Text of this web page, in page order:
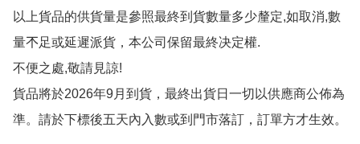
以上貨品的供貨量是參照最終到貨數量多少釐定,如取消,數
量𣎴足或延遲派貨，本公司保留最終决定權.
不便之處,敬請見諒!
貨品將於2026年9月到貨，最終出貨日一切以供應商公佈為
準。請於下標後五天內入數或到門市落訂，訂單方才生效。